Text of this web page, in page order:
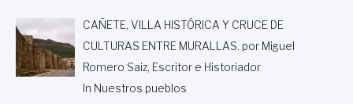
CAÑETE, VILLA HISTÓRICA Y CRUCE DE
CULTURAS ENTRE MURALLAS. por Miguel
Romero Saiz, Escritor e Historiador
In Nuestros pueblos